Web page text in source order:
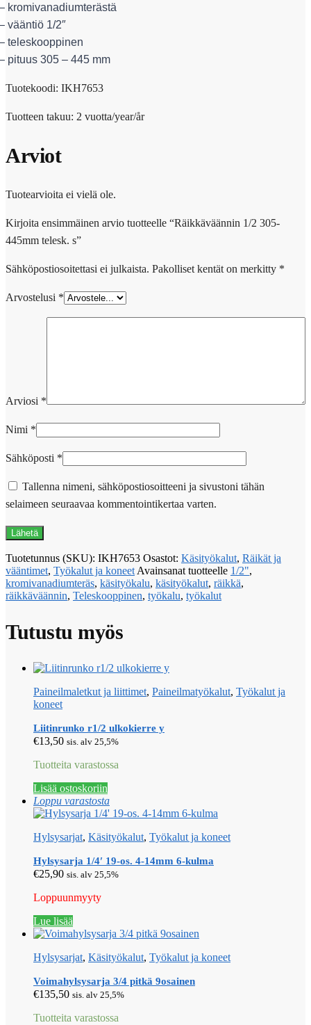
kromivanadiumterästä
vääntiö 1/2″
teleskooppinen
pituus 305 – 445 mm
Tuotekoodi: IKH7653
Tuotteen takuu: 2 vuotta/year/år
Arviot
Tuotearvioita ei vielä ole.
Kirjoita ensimmäinen arvio tuotteelle “Räikkäväännin 1/2 305-
445mm telesk. s”
Sähköpostiosoitettasi ei julkaista. Pakolliset kentät on merkitty *
Arvostelusi *
Arviosi *
Nimi *
Sähköposti *
Tallenna nimeni, sähköpostiosoitteeni ja sivustoni tähän
selaimeen seuraavaa kommentointikertaa varten.
Tuotetunnus (SKU): IKH7653 Osastot: Käsityökalut, Räikät ja
vääntimet, Työkalut ja koneet Avainsanat tuotteelle 1/2",
kromivanadiumteräs, käsityökalu, käsityökalut, räikkä,
räikkäväännin, Teleskooppinen, työkalu, työkalut
Tutustu myös
Paineilmaletkut ja liittimet, Paineilmatyökalut, Työkalut ja
koneet
Liitinrunko r1/2 ulkokierre y
€13,50 sis. alv 25,5%
Tuotteita varastossa
Lisää ostoskoriin
Loppu varastosta
Hylsysarjat, Käsityökalut, Työkalut ja koneet
Hylsysarja 1/4′ 19-os. 4-14mm 6-kulma
€25,90 sis. alv 25,5%
Loppuunmyyty
Lue lisää
Hylsysarjat, Käsityökalut, Työkalut ja koneet
Voimahylsysarja 3/4 pitkä 9osainen
€135,50 sis. alv 25,5%
Tuotteita varastossa